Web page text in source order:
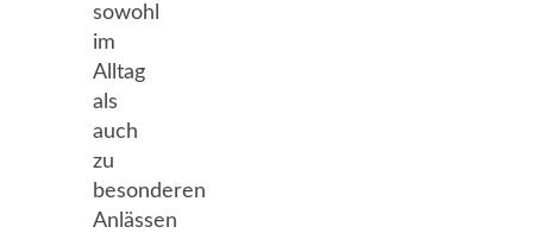
sowohl
im
Alltag
als
auch
zu
besonderen
Anlässen